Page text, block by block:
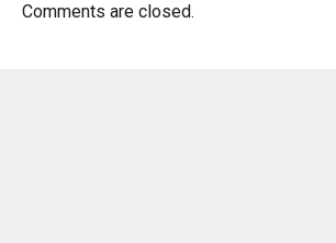
Comments are closed.